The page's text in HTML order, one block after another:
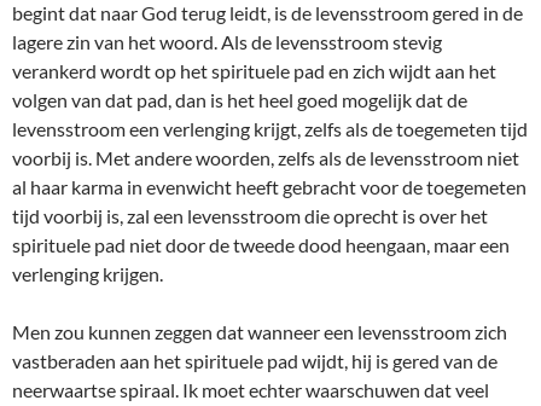
begint dat naar God terug leidt, is de levensstroom gered in de
lagere zin van het woord. Als de levensstroom stevig
verankerd wordt op het spirituele pad en zich wijdt aan het
volgen van dat pad, dan is het heel goed mogelijk dat de
levensstroom een verlenging krijgt, zelfs als de toegemeten tijd
voorbij is. Met andere woorden, zelfs als de levensstroom niet
al haar karma in evenwicht heeft gebracht voor de toegemeten
tijd voorbij is, zal een levensstroom die oprecht is over het
spirituele pad niet door de tweede dood heengaan, maar een
verlenging krijgen.
Men zou kunnen zeggen dat wanneer een levensstroom zich
vastberaden aan het spirituele pad wijdt, hij is gered van de
neerwaartse spiraal. Ik moet echter waarschuwen dat veel